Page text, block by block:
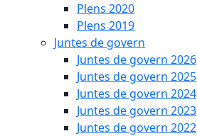
Plens 2020
Plens 2019
Juntes de govern
Juntes de govern 2026
Juntes de govern 2025
Juntes de govern 2024
Juntes de govern 2023
Juntes de govern 2022